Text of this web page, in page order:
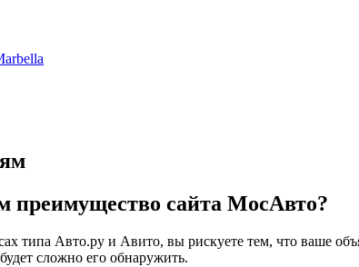
преимущество сайта МосАвто?
типа Авто.ру и Авито, вы рискуете тем, что ваше
сложно его обнаружить.